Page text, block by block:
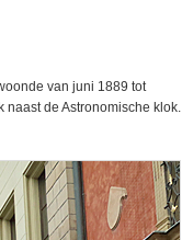
van juni 1889 tot
naast de Astronomische klok.